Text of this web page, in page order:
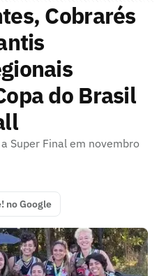
Cobrarés
do Brasil
Super Final em novembro
no Google